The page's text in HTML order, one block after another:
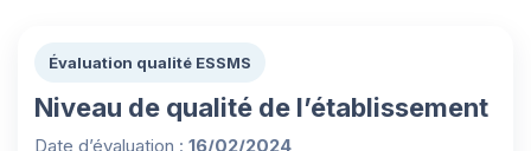
Évaluation qualité ESSMS
Niveau de qualité de l’établissement
Date d’évaluation : 16/02/2024